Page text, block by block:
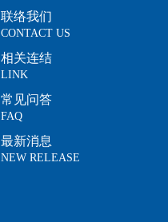
联络我们
CONTACT US
相关连结
LINK
常见问答
FAQ
最新消息
NEW RELEASE